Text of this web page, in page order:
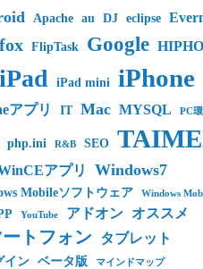
Apache au DJ eclipse
FlipTask Google
iPad iPad mini iPhone
アプリ IT Mac MYSQL PC
php.ini R&B SEO
アプリ Windows7
Mobileソフトウェア Windows
YouTube アドオン オススメ
トフォン タブレット
イン ベータ版 マインドマップ